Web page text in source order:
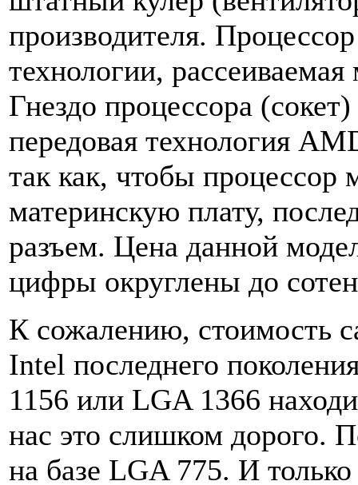
производителя.
технологии,
Гнездо процессора
передовая технология
так как, чтобы
материнскую плату,
разъем. Цена данной
цифры округлены до
К сожалению, стоимость
Intel последнего
1156 или LGA 1366
нас это слишком дорого.
на базе LGA 775. И